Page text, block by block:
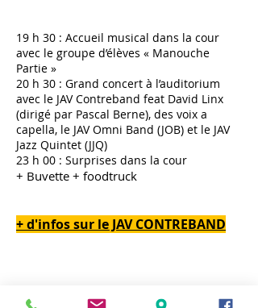
19 h 30 : Accueil musical dans la cour
avec le groupe d’élèves « Manouche
Partie »
20 h 30 : Grand concert à l’auditorium
avec le JAV Contreband feat David Linx
(dirigé par Pascal Berne), des voix a
capella, le JAV Omni Band (JOB) et le JAV
Jazz Quintet (JJQ)
23 h 00 : Surprises dans la cour
+ Buvette + foodtruck
+ d'infos sur le JAV CONTREBAND